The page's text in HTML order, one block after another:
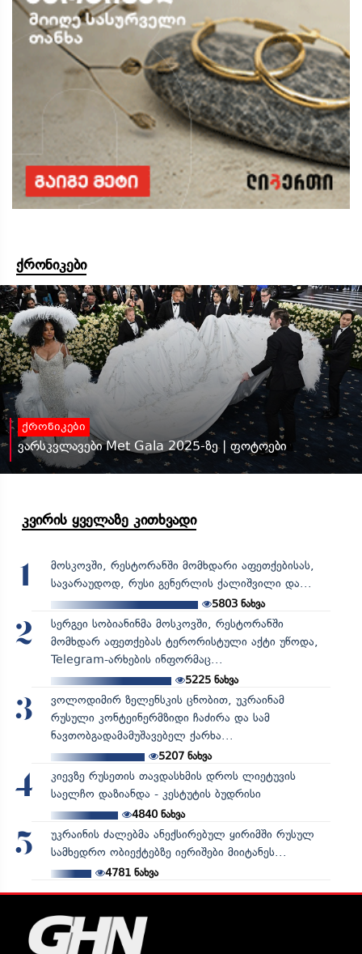
ქრონიკები
ქრონიკები
ვარსკვლავები Met Gala 2025-ზე | ფოტოები
კვირის ყველაზე კითხვადი
1
მოსკოვში, რესტორანში მომხდარი აფეთქებისას,
სავარაუდოდ, რუსი გენერლის ქალიშვილი და...
5803 ნახვა
2
სერგეი სობიანინმა მოსკოვში, რესტორანში
მომხდარ აფეთქებას ტერორისტული აქტი უწოდა,
Telegram-არხების ინფორმაც...
5225ნახვა
3
ვოლოდიმირ ზელენსკის ცნობით, უკრაინამ
რუსული კონტეინერმზიდი ჩაძირა და სამ
ნავთობგადამამუშავებელ ქარხა...
5207ნახვა
4
კიევზე რუსეთის თავდასხმის დროს ლიეტუვის
საელჩო დაზიანდა - კესტუტის ბუდრისი
4840ნახვა
5
უკრაინის ძალებმა ანექსირებულ ყირიმში რუსულ
სამხედრო ობიექტებზე იერიშები მიიტანეს...
4781ნახვა